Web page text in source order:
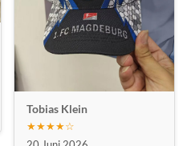
Tobias Klein
★★★★☆